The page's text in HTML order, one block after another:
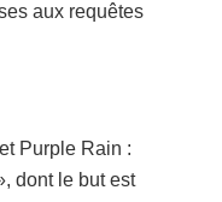
aux requêtes
Purple Rain :
dont le but est